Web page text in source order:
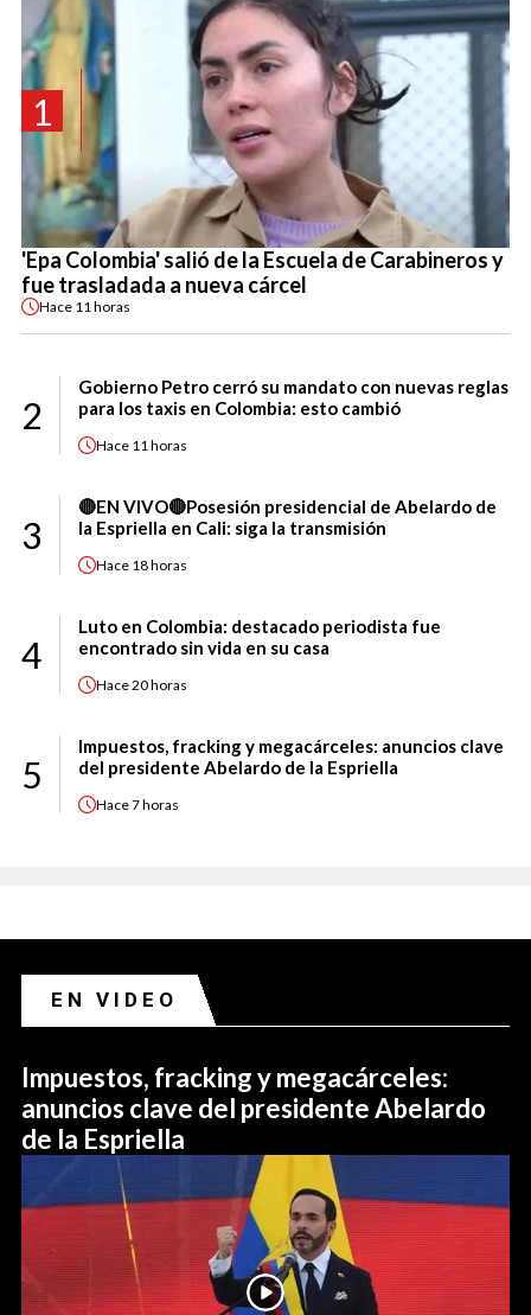
1
'Epa Colombia' salió de la Escuela de Carabineros y
fue trasladada a nueva cárcel
Hace 11 horas
2
Gobierno Petro cerró su mandato con nuevas reglas
para los taxis en Colombia: esto cambió
Hace 11 horas
3
🔴EN VIVO🔴Posesión presidencial de Abelardo de
la Espriella en Cali: siga la transmisión
Hace 18 horas
4
Luto en Colombia: destacado periodista fue
encontrado sin vida en su casa
Hace20 horas
5
Impuestos, fracking y megacárceles: anuncios clave
del presidente Abelardo de la Espriella
Hace7 horas
EN VIDEO
Impuestos, fracking y megacárceles:
anuncios clave del presidente Abelardo
de la Espriella